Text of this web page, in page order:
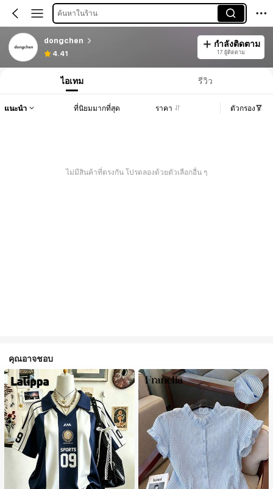
ค้นหาในร้าน
dongchen
4.41
กำลังติดตาม
17 ผู้ติดตาม
ไอเทม รีวิว
แนะนำ ที่นิยมมากที่สุด ราคา ตัวกรอง
ไม่มีสินค้าที่ตรงกัน โปรดลองด้วยตัวเลือกอื่น ๆ
คุณอาจชอบ